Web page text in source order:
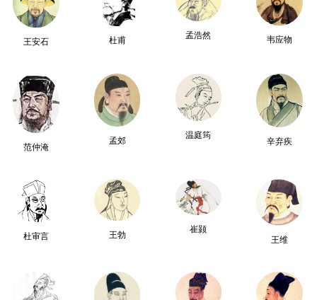
王安石 杜甫
孟浩然 韦应物
范仲淹
孟郊
温庭筠
辛弃疾
杜审言 王勃
崔颢
王维